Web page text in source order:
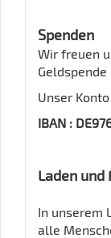
Spenden
Wir freuen
Unser
IBAN :
Laden und
In unserem
alle